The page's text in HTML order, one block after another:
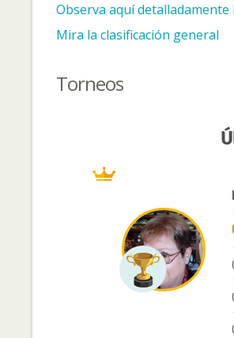
Observa aquí
Mira la clasificación general
Torneos